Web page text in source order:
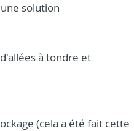
solution
à tondre et
(cela a été fait cette